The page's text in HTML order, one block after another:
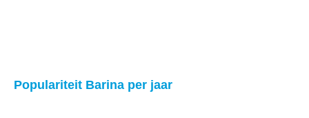
Populariteit Barina per jaar